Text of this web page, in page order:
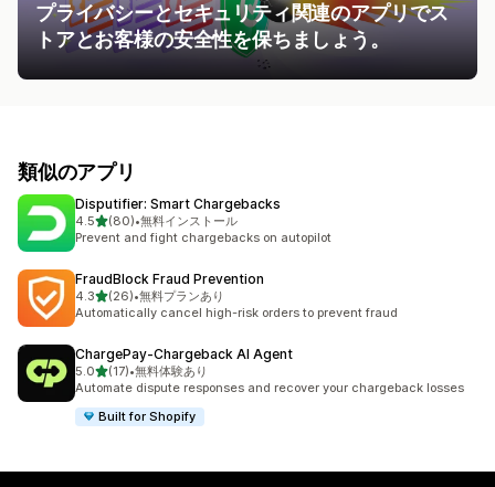
プライバシーとセキュリティ関連のアプリでス
トアとお客様の安全性を保ちましょう。
類似のアプリ
Disputifier: Smart Chargebacks
4.55つ星中
(80)
合計レビュー数：80件
•無料インストール
Prevent and fight chargebacks on autopilot
FraudBlock Fraud Prevention
4.35つ星中
(26)
合計レビュー数：26件
•無料プランあり
Automatically cancel high-risk orders to prevent fraud
ChargePay‑Chargeback AI Agent
5.05つ星中
(17)
合計レビュー数：17件
•無料体験あり
Automate dispute responses and recover your chargeback losses
Built for Shopify